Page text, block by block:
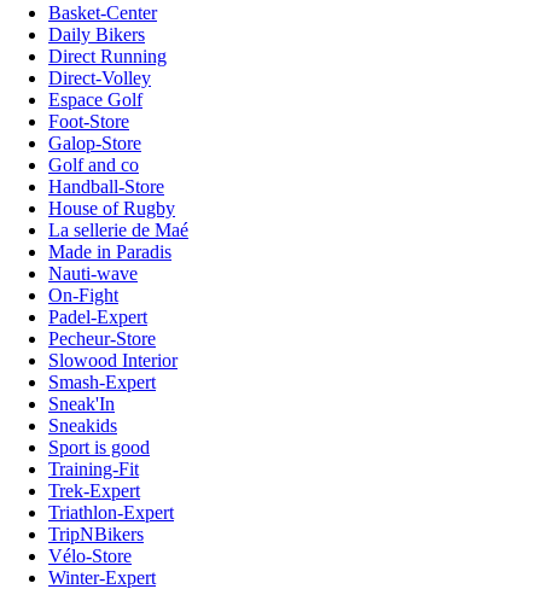
Basket-Center
Daily Bikers
Direct Running
Direct-Volley
Espace Golf
Foot-Store
Galop-Store
Golf and co
Handball-Store
House of Rugby
La sellerie de Maé
Made in Paradis
Nauti-wave
On-Fight
Padel-Expert
Pecheur-Store
Slowood Interior
Smash-Expert
Sneak'In
Sneakids
Sport is good
Training-Fit
Trek-Expert
Triathlon-Expert
TripNBikers
Vélo-Store
Winter-Expert